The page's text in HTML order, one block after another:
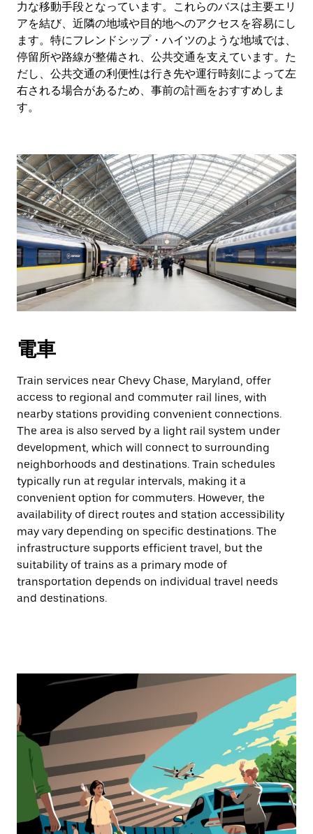
力な移動手段となっています。これらのバスは主要エリ
アを結び、近隣の地域や目的地へのアクセスを容易にし
ます。特にフレンドシップ・ハイツのような地域では、
停留所や路線が整備され、公共交通を支えています。た
だし、公共交通の利便性は行き先や運行時刻によって左
右される場合があるため、事前の計画をおすすめしま
す。
電車
Train services near Chevy Chase, Maryland, offer
access to regional and commuter rail lines, with
nearby stations providing convenient connections.
The area is also served by a light rail system under
development, which will connect to surrounding
neighborhoods and destinations. Train schedules
typically run at regular intervals, making it a
convenient option for commuters. However, the
availability of direct routes and station accessibility
may vary depending on specific destinations. The
infrastructure supports efficient travel, but the
suitability of trains as a primary mode of
transportation depends on individual travel needs
and destinations.